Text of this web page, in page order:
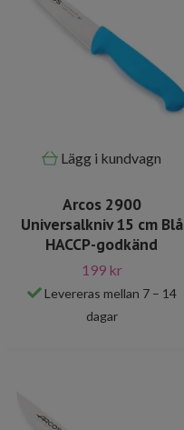
Lägg i kundvagn
Arcos 2900
Universalkniv 15 cm Blå
HACCP-godkänd
199 kr
Levereras mellan 7 – 14
dagar